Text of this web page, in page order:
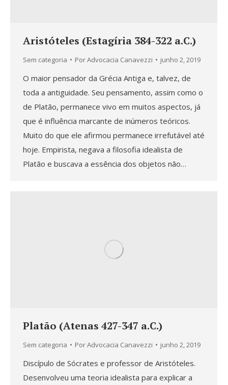
Aristóteles (Estagíria 384-322 a.C.)
Sem categoria PorAdvocacia Canavezzi junho 2, 2019
O maior pensador da Grécia Antiga e, talvez, de
toda a antiguidade. Seu pensamento, assim como o
de Platão, permanece vivo em muitos aspectos, já
que é influência marcante de inúmeros teóricos.
Muito do que ele afirmou permanece irrefutável até
hoje. Empirista, negava a filosofia idealista de
Platão e buscava a essência dos objetos não…
Platão (Atenas 427-347 a.C.)
Sem categoria PorAdvocacia Canavezzi junho 2, 2019
Discípulo de Sócrates e professor de Aristóteles.
Desenvolveu uma teoria idealista para explicar a